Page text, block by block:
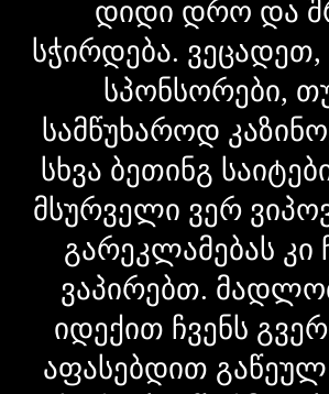
დიდი დრო და
სჭირდება. ვეცადეთ,
სპონსორები,
სამწუხაროდ
სხვა ბეთინგ
მსურველი ვერ
გარეკლამებას კი
ვაპირებთ.
იდექით ჩვენს
აფასებდით